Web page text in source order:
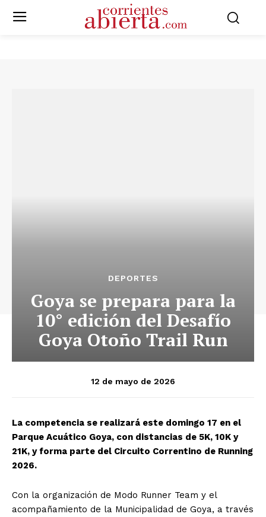
DEPORTES
Goya se prepara para la
10° edición del Desafío
Goya Otoño Trail Run
12 de mayo de 2026
La competencia se realizará este domingo 17 en el
Parque Acuático Goya, con distancias de 5K, 10K y
21K, y forma parte del Circuito Correntino de Running
2026.
Con la organización de Modo Runner Team y el
acompañamiento de la Municipalidad de Goya, a través